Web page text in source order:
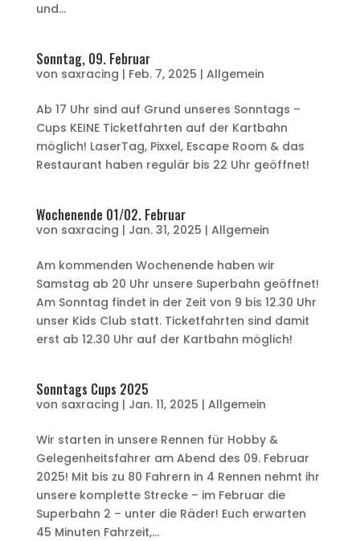
und...
Sonntag, 09. Februar
von saxracing | Feb. 7, 2025 | Allgemein
Ab 17 Uhr sind auf Grund unseres Sonntags –
Cups KEINE Ticketfahrten auf der Kartbahn
möglich! LaserTag, Pixxel, Escape Room & das
Restaurant haben regulär bis 22 Uhr geöffnet!
Wochenende 01/02. Februar
von saxracing | Jan. 31, 2025 | Allgemein
Am kommenden Wochenende haben wir
Samstag ab 20 Uhr unsere Superbahn geöffnet!
Am Sonntag findet in der Zeit von 9 bis 12.30 Uhr
unser Kids Club statt. Ticketfahrten sind damit
erst ab 12.30 Uhr auf der Kartbahn möglich!
Sonntags Cups 2025
von saxracing | Jan. 11, 2025 | Allgemein
Wir starten in unsere Rennen für Hobby &
Gelegenheitsfahrer am Abend des 09. Februar
2025! Mit bis zu 80 Fahrern in 4 Rennen nehmt ihr
unsere komplette Strecke – im Februar die
Superbahn 2 – unter die Räder! Euch erwarten
45 Minuten Fahrzeit,...